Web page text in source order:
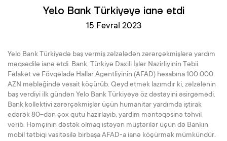
Yelo Bank Türkiyəyə ianə etdi
15 Fevral 2023
Yelo Bank Türkiyədə baş vermiş zəlzələdən zərərçəkmişlərə yardım
məqsədilə ianə etdi. Bank, Türkiyə Daxili İşlər Nazirliyinin Təbii
Fəlakət və Fövqəladə Hallar Agentliyinin (AFAD) hesabına 100 000
AZN məbləğində vəsait köçürüb. Qeyd etmək lazımdır ki, zəlzələnin
baş verdiyi ilk gündən Yelo Bank Türkiyəyə öz dəstəyini əsirgəmədi.
Bank kollektivi zərərçəkmişlər üçün humanitar yardımda iştirak
edərək 80-dən çox qutu hazırlayıb, yardım məntəqəsinə təhvil
verib. Həmçinin dəstək olmaq istəyən müştərilər üçün də Bankın
mobil tətbiqi vasitəsilə birbaşa AFAD-a ianə köçürmək mümkündür.